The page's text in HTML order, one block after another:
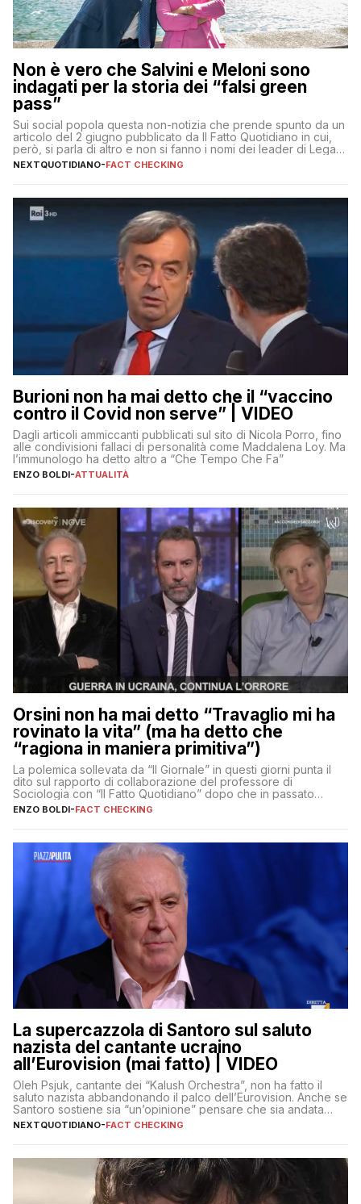
Non è vero che Salvini e Meloni sono
indagati per la storia dei “falsi green
pass”
Sui social popola questa non-notizia che prende spunto da un
articolo del 2 giugno pubblicato da Il Fatto Quotidiano in cui,
però, si parla di altro e non si fanno i nomi dei leader di Lega e
Fratelli d’Italia
NEXTQUOTIDIANO-FACT CHECKING
Burioni non ha mai detto che il “vaccino
contro il Covid non serve” | VIDEO
Dagli articoli ammiccanti pubblicati sul sito di Nicola Porro, fino
alle condivisioni fallaci di personalità come Maddalena Loy. Ma
l’immunologo ha detto altro a “Che Tempo Che Fa”
ENZO BOLDI-ATTUALITÀ
Orsini non ha mai detto “Travaglio mi ha
rovinato la vita” (ma ha detto che
“ragiona in maniera primitiva”)
La polemica sollevata da “Il Giornale” in questi giorni punta il
dito sul rapporto di collaborazione del professore di
Sociologia con “Il Fatto Quotidiano” dopo che in passato
erano volati stracci
ENZO BOLDI-FACT CHECKING
La supercazzola di Santoro sul saluto
nazista del cantante ucraino
all’Eurovision (mai fatto) | VIDEO
Oleh Psjuk, cantante dei “Kalush Orchestra”, non ha fatto il
saluto nazista abbandonando il palco dell’Eurovision. Anche se
Santoro sostiene sia “un’opinione” pensare che sia andata
così
NEXTQUOTIDIANO-FACT CHECKING